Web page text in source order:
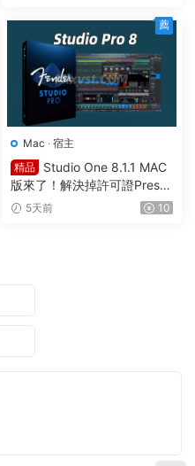
Mac · 宿主
精品
Studio One 8.1.1 MAC
版來了！解決掉許可證Preso
nus Studio One Pro 8 v8.1.1
5天前 10
薦